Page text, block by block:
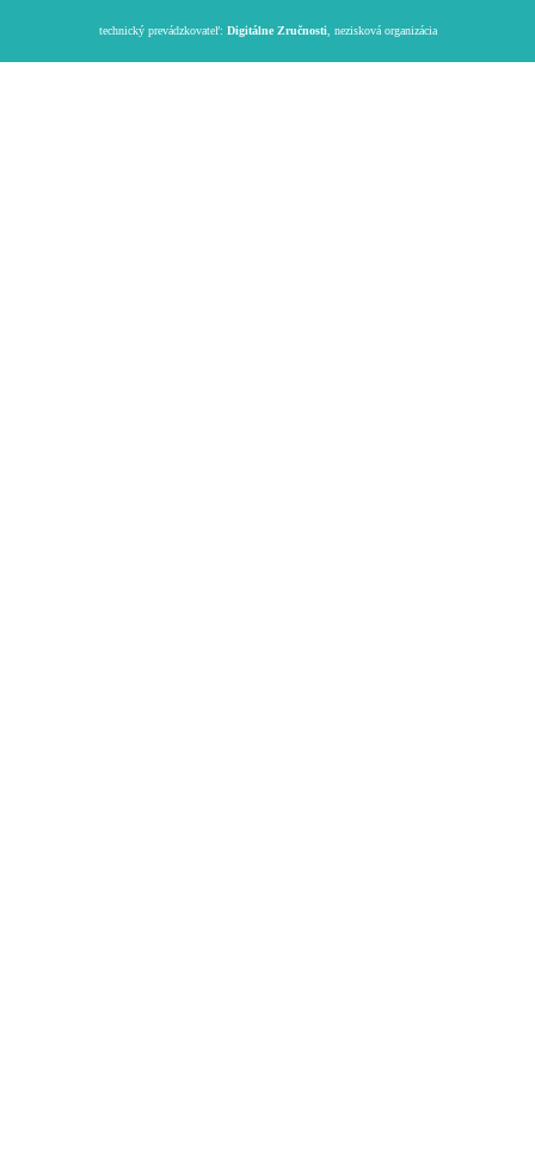
technický prevádzkovateľ: Digitálne Zručnosti, nezisková organizácia